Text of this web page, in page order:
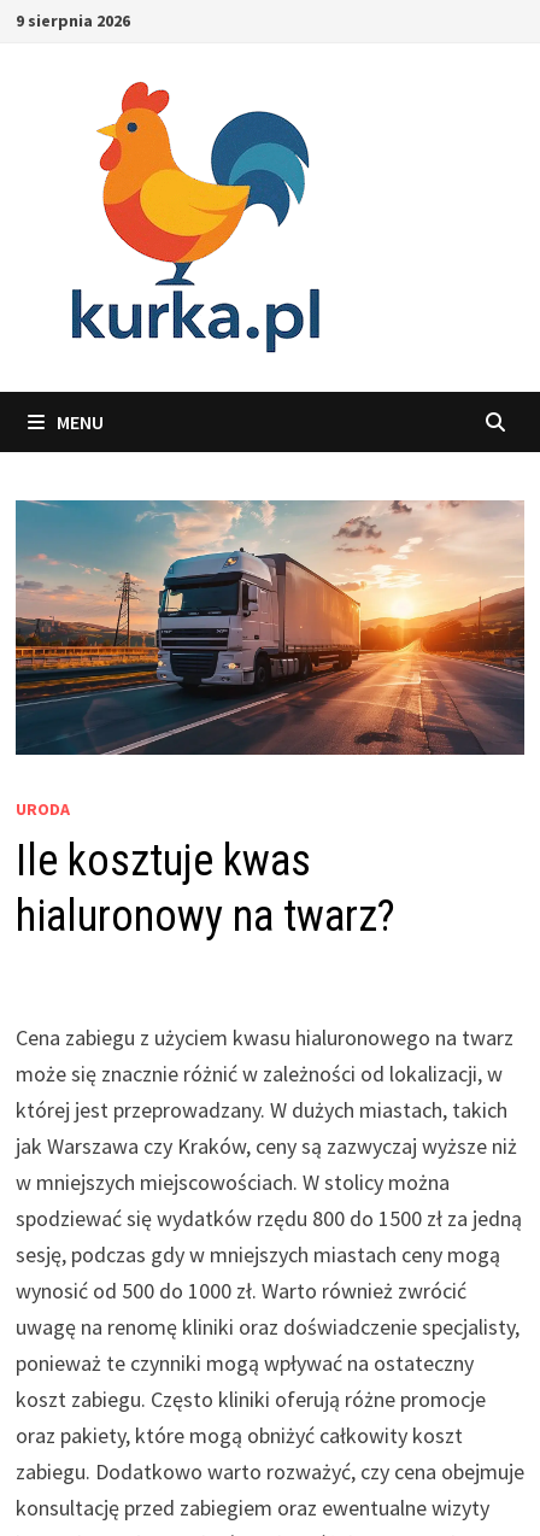
Skip9 sierpnia 2026
MENU
URODA
Ile kosztuje kwas
hialuronowy na twarz?
Cena zabiegu z użyciem kwasu hialuronowego na twarz
może się znacznie różnić w zależności od lokalizacji, w
której jest przeprowadzany. W dużych miastach, takich
jak Warszawa czy Kraków, ceny są zazwyczaj wyższe niż
w mniejszych miejscowościach. W stolicy można
spodziewać się wydatków rzędu 800 do 1500 zł za jedną
sesję, podczas gdy w mniejszych miastach ceny mogą
wynosić od 500 do 1000 zł. Warto również zwrócić
uwagę na renomę kliniki oraz doświadczenie specjalisty,
ponieważ te czynniki mogą wpływać na ostateczny
koszt zabiegu. Często kliniki oferują różne promocje
oraz pakiety, które mogą obniżyć całkowity koszt
zabiegu. Dodatkowo warto rozważyć, czy cena obejmuje
konsultację przed zabiegiem oraz ewentualne wizyty